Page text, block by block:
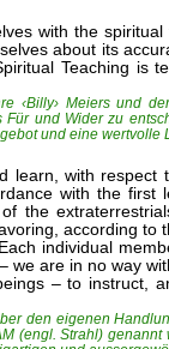
with the
about its
Teaching is
‹Billy› Meiers und
und Wider zu
und eine
learn, with
with the
the
according
individual
we are in no way
– to instruct,
den eigenen
(engl. Strahl)